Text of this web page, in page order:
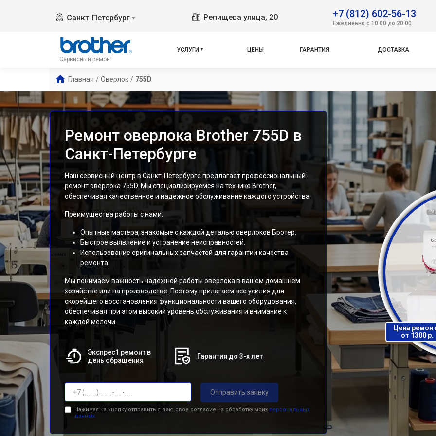
Санкт-Петербург ▼ Репищева улица, 20 +7 (812) 602-56-13
Ежедневно с 10:00 до 20:00
Сервисный ремонт
УСЛУГИ ЦЕНЫ ГАРАНТИЯ ДОСТАВКА
Главная / Оверлок / 755D
Ремонт оверлока Brother 755D в
Санкт-Петербурге
Наш сервисный центр в Санкт-Петербурге предлагает профессиональный
ремонт оверлока 755D. Мы специализируемся на технике Brother,
обеспечивая качественное и надежное обслуживание каждого устройства.
Преимущества работы с нами:
Опытные мастера, знакомые с каждой деталью оверлоков Бротер.
Быстрое выявление и устранение неисправностей.
Использование оригинальных запчастей для гарантии качества
ремонта.
Мы понимаем важность надежной работы оверлока в вашем домашнем
хозяйстве или на производстве. Поэтому прилагаем все усилия для
скорейшего восстановления функциональности вашего оборудования,
обеспечивая при этом высокий уровень обслуживания и внимание к
каждой мелочи.
Экспрес1 ремонт в
день обращения
Гарантия до 3-х лет
Отправить заявку
Нажимая на кнопку отправить я даю свое согласие на обработку моих персональных
данных.
Цена
от 1300 р.